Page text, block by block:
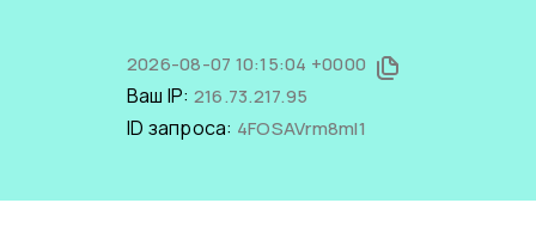
2026-08-07 10:15:04 +0000
Ваш IP: 216.73.217.95
ID запроса: 4FOSAVrm8mI1